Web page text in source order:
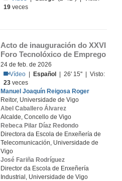
19 veces
Acto de inauguración do XXVI
Foro Tecnolóxico de Emprego
24 de feb. de 2026
Vídeo |Español | 26' 15'' | Visto:
23 veces
Manuel Joaquín Reigosa Roger
Reitor, Universidade de Vigo
Abel Caballero Álvarez
Alcalde, Concello de Vigo
Rebeca Pilar Díaz Redondo
Directora da Escola de Enxeñería de
Telecomunicación, Universidade de
Vigo
José Fariña Rodríguez
Director da Escola de Enxeñería
Industrial, Universidade de Vigo